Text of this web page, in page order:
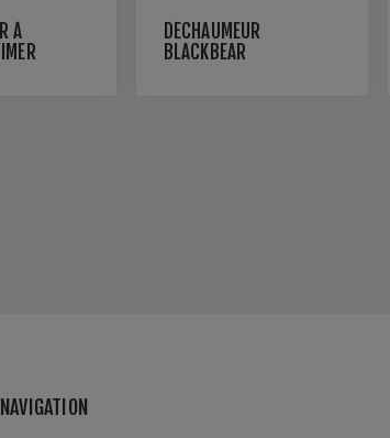
À
DÉCHAUMEUR
BLACKBEAR
NAVIGATION